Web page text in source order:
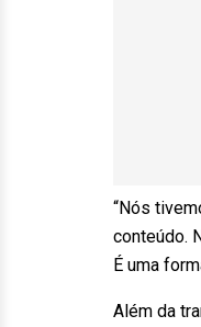
“Nós
conteúdo.
É uma
Além da